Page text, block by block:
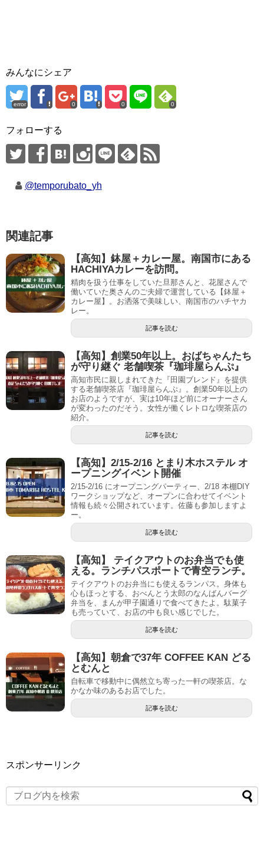
みんなにシェア
error 0 0 0
フォローする
@temporubato_yh
関連記事
【高知】鉢屋＋カレー屋。南国市にある
HACHIYAカレーを訪問。
精肉を扱う仕事をしていた旦那さんと、花屋さんで
働いていた奥さんのご夫婦で運営している【鉢屋＋
カレー屋】。お洒落で美味しい、南国市のハチヤカ
レー。
記事を読む
【高知】創業50年以上。おばちゃんたち
が守り継ぐ 老舗喫茶『珈琲屋らんぷ』
高知市民に親しまれてきた『田園ブレンド』を提供
する老舗喫茶店『珈琲屋らんぷ』。創業50年以上の
お店のようですが、実は10年ほど前にオーナーさん
が変わったのだそう。女性が働くレトロな喫茶店の
紹介。
記事を読む
【高知】2/15-2/16 とまり木ホステル オ
ープニングイベント開催
2/15-2/16 にオープニングパーティー、2/18 本棚DIY
ワークショップなど、オープンに合わせてイベント
情報も続々公開されています。佐藤も参加しますよ
ー。
記事を読む
【高知】 テイクアウトのお弁当でも使
える。ランチパスポートで青空ランチ。
テイクアウトのお弁当にも使えるランパス。身体も
心もほっとする、おべんとう太郎のなんばんバーグ
弁当を、まんが甲子園通りで食べてきたよ。駄菓子
も売っていて、お店の中も良い感じでした。
記事を読む
【高知】朝倉で37年 COFFEE KAN どる
とむんと
自転車で移動中に偶然立ち寄った一軒の喫茶店。な
かなか味のあるお店でした。
記事を読む
スポンサーリンク